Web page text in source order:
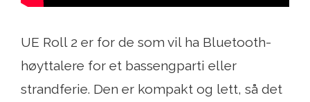
UE Roll 2 er for de som vil ha Bluetooth-
høyttalere for et bassengparti eller
strandferie. Den er kompakt og lett, så det